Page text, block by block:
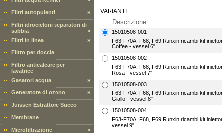
Filtri autopulenti »
Filtri idrocicloni separatori di
sabbia
»
Filtri in linea
»
Filtro per doccia
Filtro anticalcare per
lavatrice
Gasatori acqua
»
Generatore di ozono »
Juissen Estrattore Succo
Membrane
Microfiltrazione »
VARIANTI
Descrizione
15010508-001
F63-F70A, F68, F69 Runxin ricambi kit
Coffee - vessel 6"
15010508-002
F63-F70A, F68, F69 Runxin ricambi kit
Rosa - vessel 7"
15010508-003
F63-F70A, F68, F69 Runxin ricambi kit
Giallo - vessel 8"
15010508-004
F63-F70A, F68, F69 Runxin ricambi kit
vessel 9"